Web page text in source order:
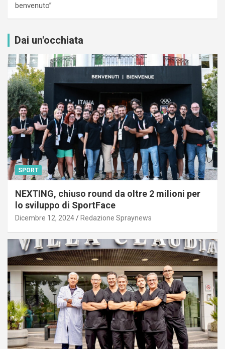
benvenuto”
Dai un'occhiata
SPORT
NEXTING, chiuso round da oltre 2 milioni per
lo sviluppo di SportFace
Dicembre 12, 2024 Redazione Spraynews